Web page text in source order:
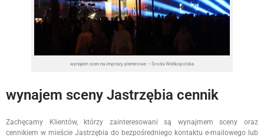
wynajem scen na imprezy plenerowe – Środa Wielkopolska
wynajem sceny Jastrzębia cennik
Zachęcamy Klientów, którzy zainteresowani są wynajmem sceny oraz
cennikiem w mieście Jastrzębia do bezpośredniego kontaktu e-mailowego lub